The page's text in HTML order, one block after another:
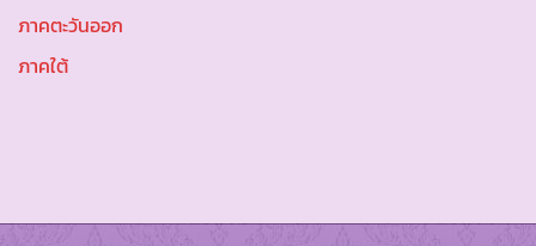
ภาคตะวันออก
ภาคใต้